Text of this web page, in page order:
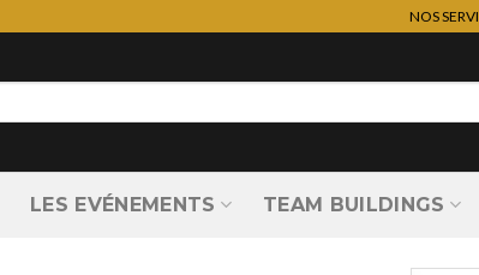
NOS
LES EVÉNEMENTS TEAM BUILDINGS